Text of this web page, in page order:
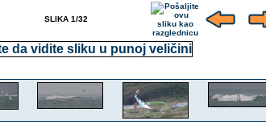
SLIKA 1/32